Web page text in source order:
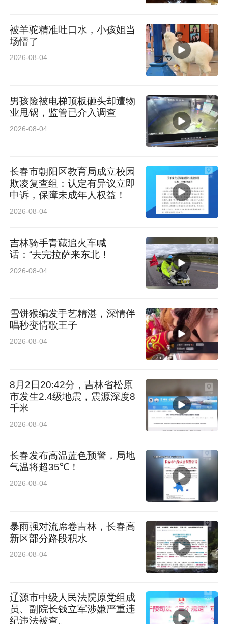
角”，并通过免费培训课程，让更多运维师傅掌握
轮椅维修技术，持续为轮椅使用者提供暖心保
被羊驼精准吐口水，小孩姐当
场懵了
2026-08-04
男孩险被电梯顶板砸头却遭物
业甩锅，监管已介入调查
2026-08-04
长春市朝阳区教育局成立校园
欺凌复查组：认定有异议立即
申诉，保障未成年人权益！
2026-08-04
吉林骑手青藏追火车喊
话：“去完拉萨来东北！
2026-08-04
雪饼猴编发手艺精湛，深情伴
唱秒变情歌王子
2026-08-04
8月2日20:42分，吉林省松原
市发生2.4级地震，震源深度8
千米
2026-08-04
长春发布高温蓝色预警，局地
气温将超35℃！
2026-08-04
暴雨强对流席卷吉林，长春高
新区部分路段积水
2026-08-04
辽源市中级人民法院原党组成
员、副院长钱立军涉嫌严重违
纪违法被查。